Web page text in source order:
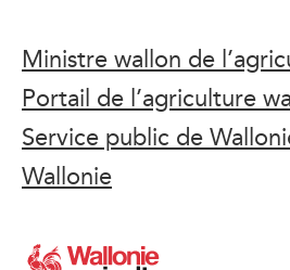
Ministre wallon de
Portail de l’agriculture
Service public de
Wallonie